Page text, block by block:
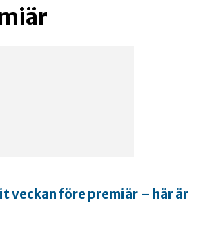
veckan före premiär – här är